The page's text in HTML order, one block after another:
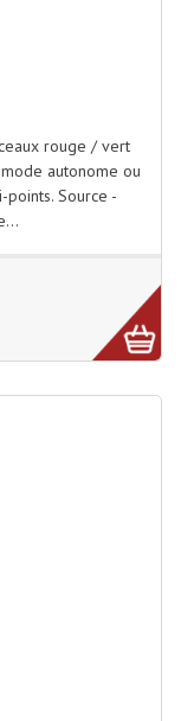
rouge / vert
autonome ou
Source -